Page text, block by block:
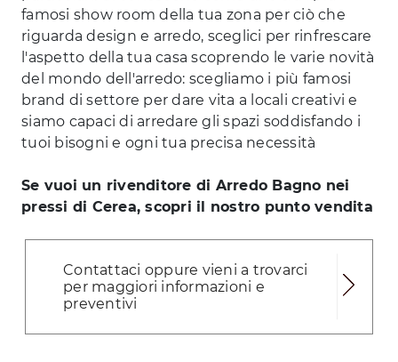
famosi show room della tua zona per ciò che
riguarda design e arredo, sceglici per rinfrescare
l'aspetto della tua casa scoprendo le varie novità
del mondo dell'arredo: scegliamo i più famosi
brand di settore per dare vita a locali creativi e
siamo capaci di arredare gli spazi soddisfando i
tuoi bisogni e ogni tua precisa necessità
Se vuoi un rivenditore di Arredo Bagno nei
pressi di Cerea, scopri il nostro punto vendita
Contattaci oppure vieni a trovarci
per maggiori informazioni e
preventivi